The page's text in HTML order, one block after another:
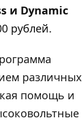
и Dynamic
рублей.
различных
помощь и